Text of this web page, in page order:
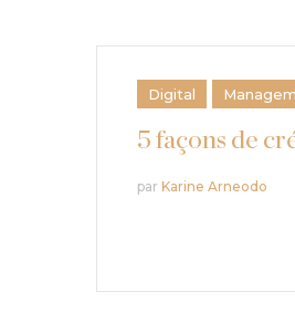
Digital
5 façons de
par Karine Arneodo